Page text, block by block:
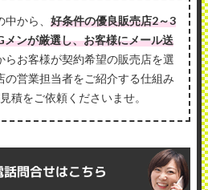
から、 好条件の優良販売店2～3
ンが厳選し、お客様にメール送
らお客様が契約希望の販売店を選
の営業担当者をご紹介する仕組み
積をご依頼くださいませ。
話問合せはこちら